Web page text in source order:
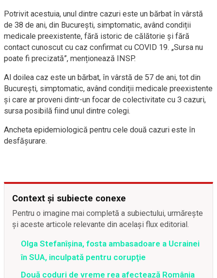
Potrivit acestuia, unul dintre cazuri este un bărbat în vârstă
de 38 de ani, din București, simptomatic, având condiții
medicale preexistente, fără istoric de călătorie și fără
contact cunoscut cu caz confirmat cu COVID 19. „Sursa nu
poate fi precizată”, menționează INSP.
Al doilea caz este un bărbat, în vârstă de 57 de ani, tot din
București, simptomatic, având condiții medicale preexistente
și care ar proveni dintr-un focar de colectivitate cu 3 cazuri,
sursa posibilă fiind unul dintre colegi.
Ancheta epidemiologică pentru cele două cazuri este în
desfășurare.
Context și subiecte conexe
Pentru o imagine mai completă a subiectului, urmărește
și aceste articole relevante din același flux editorial.
Olga Stefanîşina, fosta ambasadoare a Ucrainei
în SUA, inculpată pentru corupţie
Două coduri de vreme rea afectează România